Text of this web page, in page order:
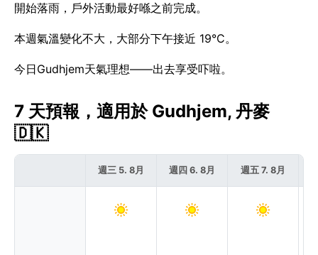
開始落雨，戶外活動最好喺之前完成。
本週氣溫變化不大，大部分下午接近 19°C。
今日Gudhjem天氣理想——出去享受吓啦。
7 天預報，適用於 Gudhjem, 丹麥
🇩🇰
週三 5. 8月 週四 6. 8月 週五 7. 8月